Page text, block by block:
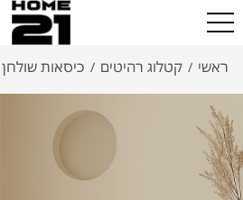
ראשי / קטלוג רהיטים / כיסאות שולחן